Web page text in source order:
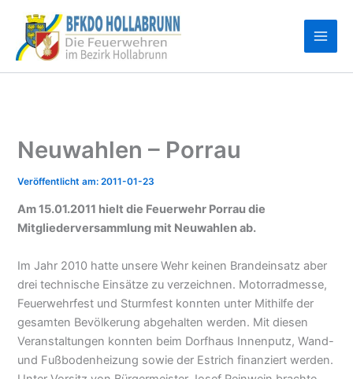
Inhalt
springen
Neuwahlen – Porrau
2011-01-23
Am 15.01.2011 hielt die Feuerwehr Porrau die
Mitgliederversammlung mit Neuwahlen ab.
Im Jahr 2010 hatte unsere Wehr keinen Brandeinsatz aber
drei technische Einsätze zu verzeichnen. Motorradmesse,
Feuerwehrfest und Sturmfest konnten unter Mithilfe der
gesamten Bevölkerung abgehalten werden. Mit diesen
Veranstaltungen konnten beim Dorfhaus Innenputz, Wand-
und Fußbodenheizung sowie der Estrich finanziert werden.